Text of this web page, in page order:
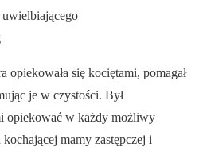
uwielbiającego
opiekowała się kociętami, pomagał
je w czystości. Był
opiekować w każdy możliwy
mamy zastępczej i